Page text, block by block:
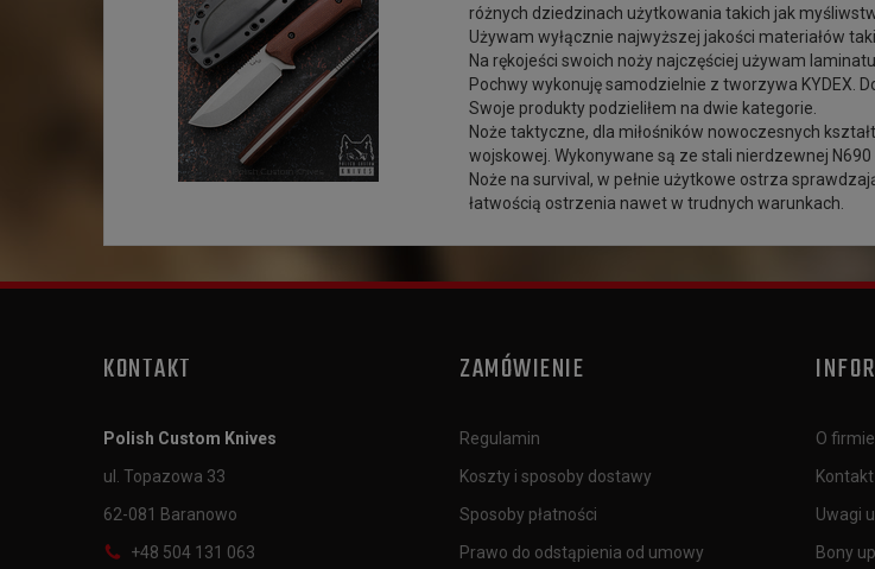
różnych dziedzinach użytkowania takich jak
Używam wyłącznie najwyższej jakości materiałów
Na rękojeści swoich noży najczęściej używam
Pochwy wykonuję samodzielnie z tworzywa KYDEX.
Swoje produkty podzieliłem na dwie kategorie.
Noże taktyczne, dla miłośników nowoczesnych
wojskowej. Wykonywane są ze stali nierdzewnej
Noże na survival, w pełnie użytkowe ostrza
łatwością ostrzenia nawet w trudnych warunkach.
KONTAKT
Polish Custom Knives
ul. Topazowa 33
62-081 Baranowo
+48 504 131 063
ZAMÓWIENIE
Regulamin
Koszty i sposoby dostawy
Sposoby płatności
Prawo do odstąpienia od umowy
O firmie
Kontakt
Uwagi
Bony